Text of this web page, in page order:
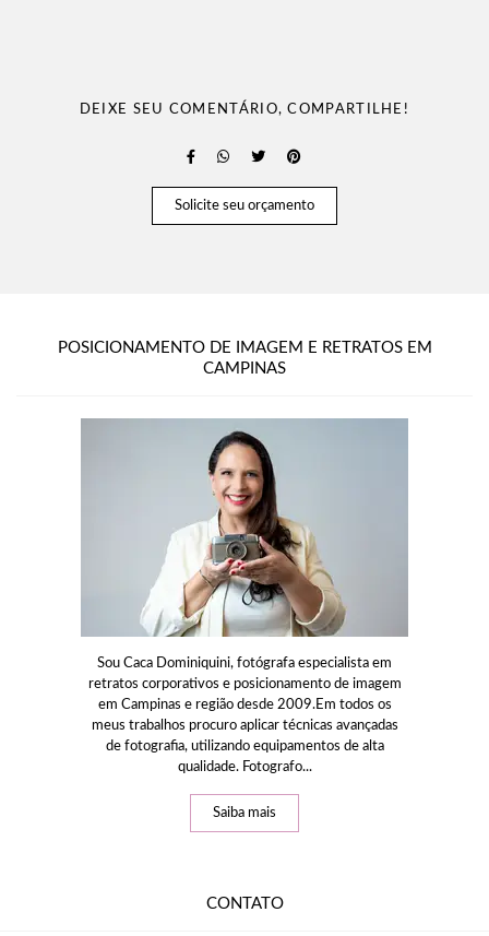
DEIXE SEU COMENTÁRIO, COMPARTILHE!
Solicite seu orçamento
POSICIONAMENTO DE IMAGEM E RETRATOS EM
CAMPINAS
Sou Caca Dominiquini, fotógrafa especialista em
retratos corporativos e posicionamento de imagem
em Campinas e região desde 2009.Em todos os
meus trabalhos procuro aplicar técnicas avançadas
de fotografia, utilizando equipamentos de alta
qualidade. Fotografo...
Saiba mais
CONTATO